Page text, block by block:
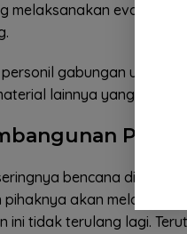
melaksanakan evakuasi
gabungan untuk
lainnya yang
bencana di
akan melakukan
ini tidak terulang lagi.